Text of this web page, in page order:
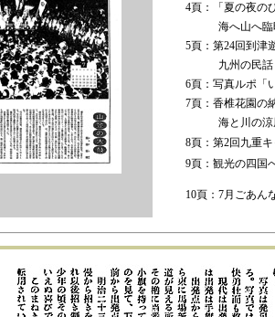
4頁：「夏の夜の
海へ山へ臨時
5頁：第24回到津
九州の民話と
6頁：写真ルポ「
7頁：香椎花園の
海と川の涼風
8頁：第2回九重
9頁：観光の四国
10頁：7月ごあん